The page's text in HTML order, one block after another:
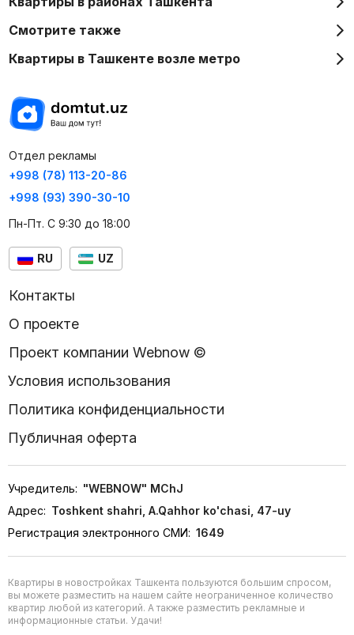
Смотрите также
Квартиры в Ташкенте возле метро
Отдел рекламы
+998 (78) 113-20-86
+998 (93) 390-30-10
Пн-Пт. С 9:30 до 18:00
RU UZ
Контакты
О проекте
Проект компании Webnow ©
Условия использования
Политика конфиденциальности
Публичная оферта
Учредитель: "WEBNOW" MChJ
Адрес: Toshkent shahri, A.Qahhor ko'chasi, 47-uy
Регистрация электронного СМИ: 1649
Квартиры в новостройках Ташкента пользуются большим спросом,
вы можете разместить на нашем сайте неограниченное количество
квартир любой из категорий. А также разместить рекламные и
информационные статьи. Удачи!